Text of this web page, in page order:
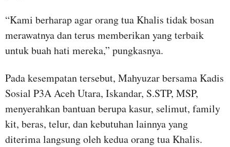
“Kami berharap agar orang tua Khalis tidak bosan
merawatnya dan terus memberikan yang terbaik
untuk buah hati mereka,” pungkasnya.
Pada kesempatan tersebut, Mahyuzar bersama Kadis
Sosial P3A Aceh Utara, Iskandar, S.STP, MSP,
menyerahkan bantuan berupa kasur, selimut, family
kit, beras, telur, dan kebutuhan lainnya yang
diterima langsung oleh kedua orang tua Khalis.